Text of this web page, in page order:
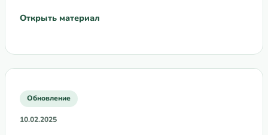
Открыть материал
Обновление
10.02.2025